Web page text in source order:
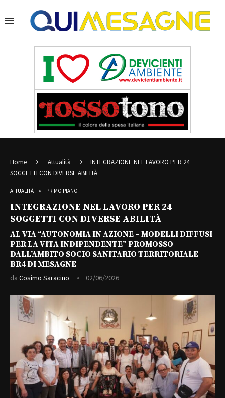
Home Attualità
INTEGRAZIONE NEL LAVORO PER 24
SOGGETTI CON DIVERSE ABILITÀ
ATTUALITÀ PRIMO PIANO
INTEGRAZIONE NEL LAVORO PER 24
SOGGETTI CON DIVERSE ABILITÀ
AL VIA “AUTONOMIA IN AZIONE – MODELLI DIFFUSI
PER LA VITA INDIPENDENTE” PROMOSSO
DALL’AMBITO SOCIO SANITARIO TERRITORIALE
BR4 DI MESAGNE
da Cosimo Saracino 02/06/2026